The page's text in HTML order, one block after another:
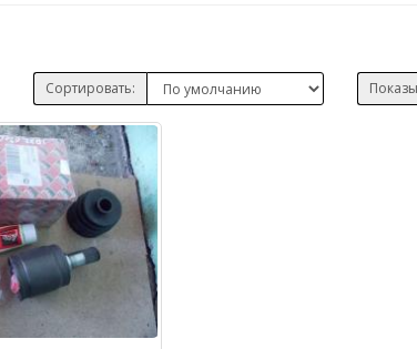
Сортировать: